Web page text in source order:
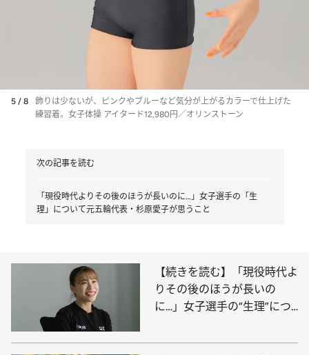
5 / 8
飾りは少ないが、ピンクやブルーなど気分が上がるカラーで仕上げた
練習着。女子体操 アイタード12,980円／オリンストーン
次の記事を読む
「現役時代よりその後のほうが長いのに…」女子選手の「生
理」について元五輪代表・杉原愛子が思うこと
【続きを読む】「現役時代よ
りその後のほうが長いの
に…」女子選手の“生理”につ
子が思うこと